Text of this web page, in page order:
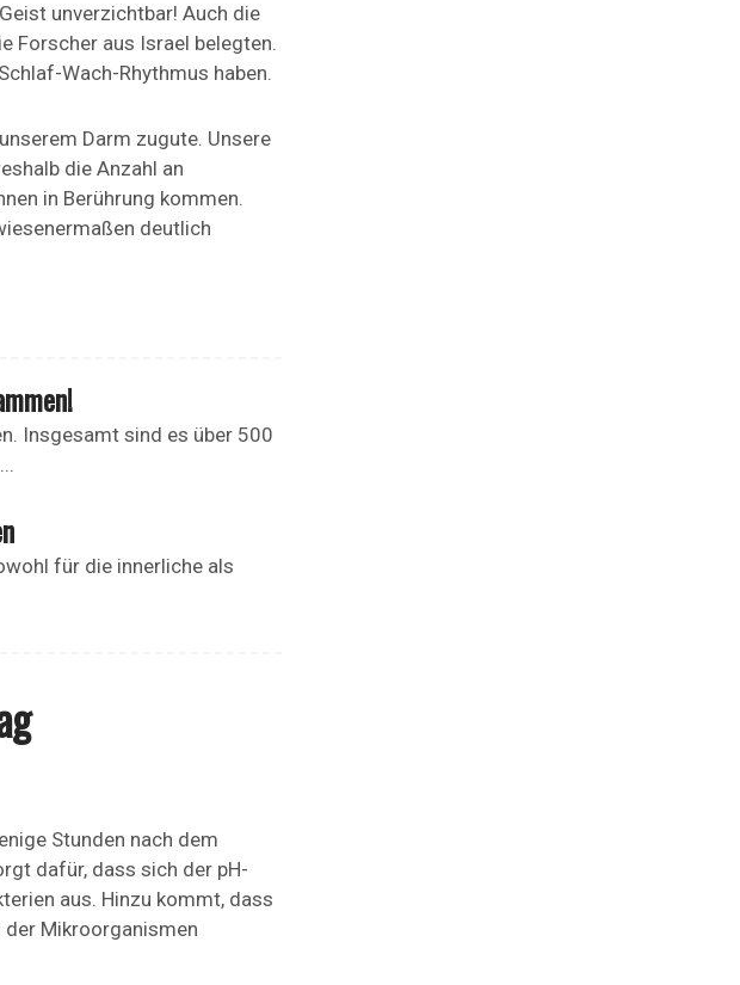
unverzichtbar! Auch die
Forscher aus Israel belegten.
Wach-Rhythmus haben.
Darm zugute. Unsere
die Anzahl an
in Berührung kommen.
deutlich
Insgesamt sind es über 500
für die innerliche als
Stunden nach dem
dafür, dass sich der pH-
aus. Hinzu kommt, dass
Mikroorganismen